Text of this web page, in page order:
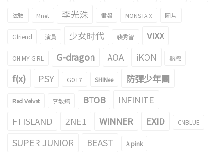
泫雅 Mnet 李光洙 畫報 MONSTA X 圖片
Gfriend 演員 少女时代 裴秀智 VIXX
OH MY GIRL G-dragon AOA iKON 熱戀
f(x) PSY GOT7 SHINee 防彈少年團
Red Velvet 李敏鎬 BTOB
INFINITE
FTISLAND
2NE1 WINNER EXID CNBLUE
SUPER JUNIOR BEAST A pink